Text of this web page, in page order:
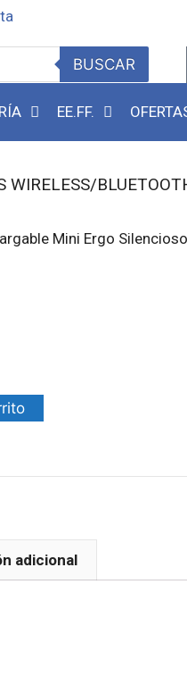
BUSCAR
EE.FF.
WIRELESS/
Mini Ergo Silencioso
adicional